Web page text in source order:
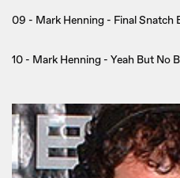
09 - Mark Henning - Final Snatch
10 - Mark Henning - Yeah But No